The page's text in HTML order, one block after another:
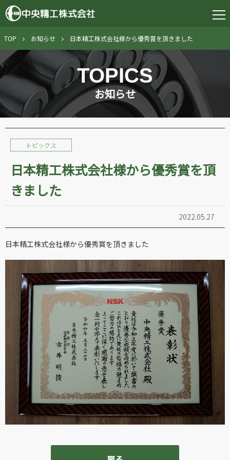
TOP お知らせ 日本精工株式会社様から優秀賞を頂きました
TOPICS
お知らせ
トピックス
日本精工株式会社様から優秀賞を頂
きました
2022.05.27
日本精工株式会社様から優秀賞を頂きました